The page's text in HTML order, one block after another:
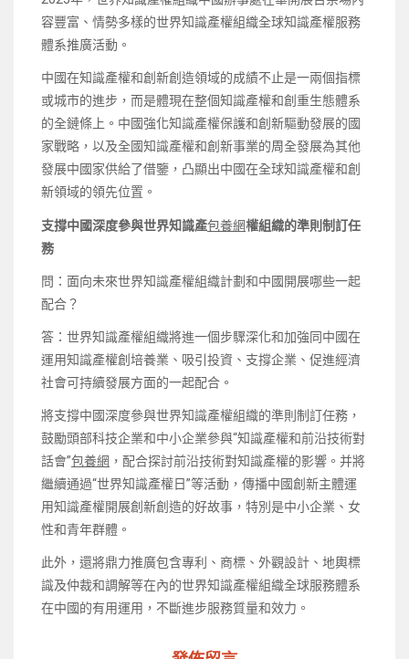
容豐富、情勢多樣的世界知識產權組織全球知識產權服務
體系推廣活動。
中國在知識產權和創新創造領域的成績不止是一兩個指標
或城市的進步，而是體現在整個知識產權和創重生態體系
的全鏈條上。中國強化知識產權保護和創新驅動發展的國
家戰略，以及全國知識產權和創新事業的周全發展為其他
發展中國家供給了借鑒，凸顯出中國在全球知識產權和創
新領域的領先位置。
支撐中國深度參與世界知識產包養網權組織的準則制訂任
務
問：面向未來世界知識產權組織計劃和中國開展哪些一起
配合？
答：世界知識產權組織將進一個步驟深化和加強同中國在
運用知識產權創培養業、吸引投資、支撐企業、促進經濟
社會可持續發展方面的一起配合。
將支撐中國深度參與世界知識產權組織的準則制訂任務，
鼓勵頭部科技企業和中小企業參與“知識產權和前沿技術對
話會”包養網 ，配合探討前沿技術對知識產權的影響。并將
繼續通過“世界知識產權日”等活動，傳播中國創新主體運
用知識產權開展創新創造的好故事，特別是中小企業、女
性和青年群體。
此外，還將鼎力推廣包含專利、商標、外觀設計、地輿標
識及仲裁和調解等在內的世界知識產權組織全球服務體系
在中國的有用運用，不斷進步服務質量和效力。